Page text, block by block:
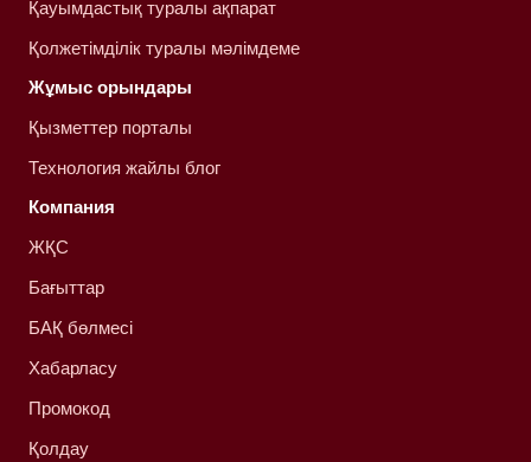
Қауымдастық туралы ақпарат
Қолжетімділік туралы мәлімдеме
Жұмыс орындары
Қызметтер порталы
Технология жайлы блог
Компания
ЖҚС
Бағыттар
БАҚ бөлмесі
Хабарласу
Промокод
Қолдау